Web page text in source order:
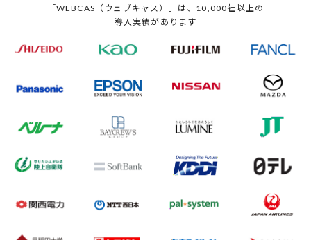
「WEBCAS（ウェブキャス）」は、10,000社以上の
導入実績があります